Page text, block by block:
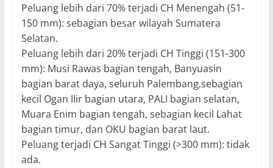
Peluang lebih dari 70% terjadi CH Menengah (51-
150 mm): sebagian besar wilayah Sumatera
Selatan.
Peluang lebih dari 20% terjadi CH Tinggi (151-300
mm): Musi Rawas bagian tengah, Banyuasin
bagian barat daya, seluruh Palembang,sebagian
kecil Ogan Ilir bagian utara, PALI bagian selatan,
Muara Enim bagian tengah, sebagian kecil Lahat
bagian timur, dan OKU bagian barat laut.
Peluang terjadi CH Sangat Tinggi (>300 mm): tidak
ada.